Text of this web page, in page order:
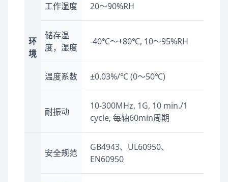
环
境
工作湿度 20～90%RH
储存温
度，湿度
-40℃～+80℃, 10～95%RH
温度系数 ±0.03%/℃ (0～50℃)
耐振动
10-300MHz, 1G, 10 min./1
cycle, 每轴60min周期
安全规范
GB4943、UL60950、
EN60950